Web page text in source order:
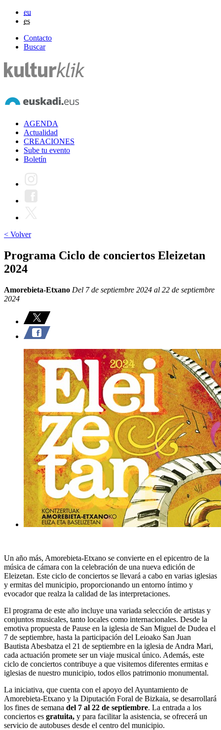
eu
es
Contacto
Buscar
AGENDA
Actualidad
CREACIONES
Sube tu evento
Boletín
< Volver
Programa Ciclo de conciertos Eleizetan
2024
Amorebieta-Etxano Del 7 de septiembre 2024 al 22 de septiembre
2024
Un año más, Amorebieta-Etxano se convierte en el epicentro de la
música de cámara con la celebración de una nueva edición de
Eleizetan. Este ciclo de conciertos se llevará a cabo en varias iglesias
y ermitas del municipio, proporcionando un entorno íntimo y
evocador que realza la calidad de las interpretaciones.
El programa de este año incluye una variada selección de artistas y
conjuntos musicales, tanto locales como internacionales. Desde la
emotiva propuesta de Pause en la iglesia de San Miguel de Dudea el
7 de septiembre, hasta la participación del Leioako San Juan
Bautista Abesbatza el 21 de septiembre en la iglesia de Andra Mari,
cada actuación promete ser un viaje musical único. Además, este
ciclo de conciertos contribuye a que visitemos diferentes ermitas e
iglesias de nuestro municipio, todos ellos patrimonio monumental.
La iniciativa, que cuenta con el apoyo del Ayuntamiento de
Amorebieta-Etxano y la Diputación Foral de Bizkaia, se desarrollará
los fines de semana del 7 al 22 de septiembre. La entrada a los
conciertos es gratuita, y para facilitar la asistencia, se ofrecerá un
servicio de autobuses desde el centro del municipio.